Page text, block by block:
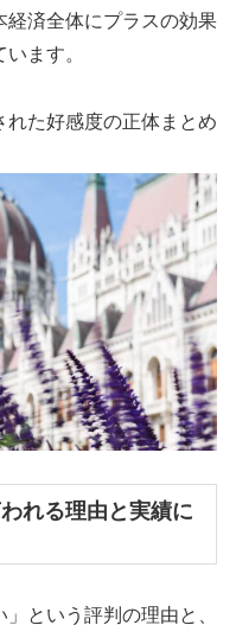
経済全体にプラスの効果
ます。
た好感度の正体まとめ
れる理由と実績に
という評判の理由と、